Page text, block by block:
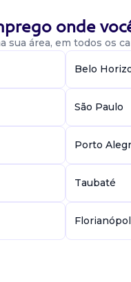
-
E Faturamento
Organizacional
de serviços
e resoluções normativas
onde
sua área, em todos os
Belo
São Paulo
Porto
Taubaté